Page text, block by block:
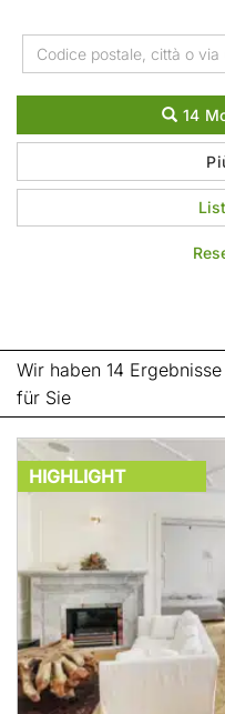
Wir haben 14 Ergebnisse
für Sie
HIGHLIGHT